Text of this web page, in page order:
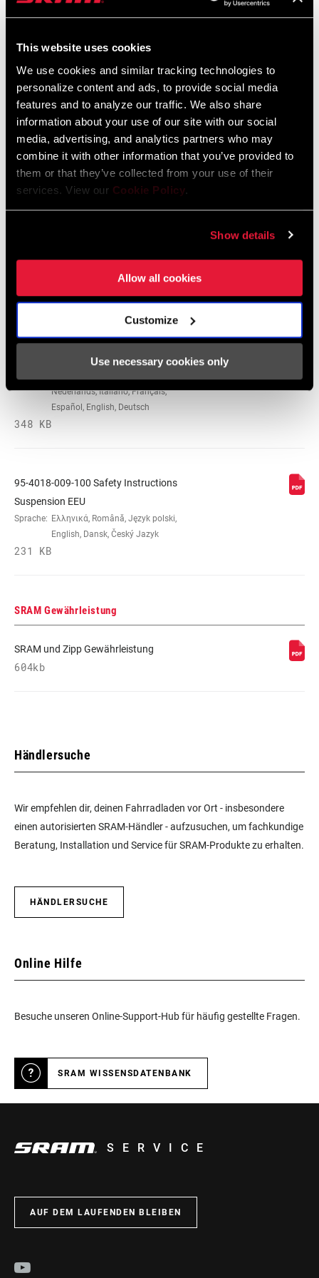
This website uses cookies
We use cookies and similar tracking technologies to
personalize content and ads, to provide social media
features and to analyze our traffic. We also share
information about your use of our site with our social
media, advertising, and analytics partners who may
combine it with other information that you’ve provided to
them or that they’ve collected from your use of their
services. View our Cookie Policy.
Show details
Allow all cookies
Customize
Use necessary cookies only
381 KB
Bottomless Tokens English
Sprache: English
547 KB
SRAM/RockShox Service Interval
Counter Mat
Sprache: English
55 KB
Sicherheitshinweise
95-4018-009-000 Safety Instructions
Nederlands, Italiano, Français,
Español, English, Deutsch
348 KB
95-4018-009-100 Safety Instructions
Suspension EEU
Sprache: Ελληνικά, Română, Język polski,
English, Dansk, Český Jazyk
231 KB
SRAM Gewährleistung
SRAM und Zipp Gewährleistung
604kb
Händlersuche
Wir empfehlen dir, deinen Fahrradladen vor Ort - insbesondere
einen autorisierten SRAM-Händler - aufzusuchen, um fachkundige
Beratung, Installation und Service für SRAM-Produkte zu erhalten.
HÄNDLERSUCHE
Online Hilfe
Besuche unseren Online-Support-Hub für häufig gestellte Fragen.
SRAM WISSENSDATENBANK
SERVICE
AUF DEM LAUFENDEN BLEIBEN